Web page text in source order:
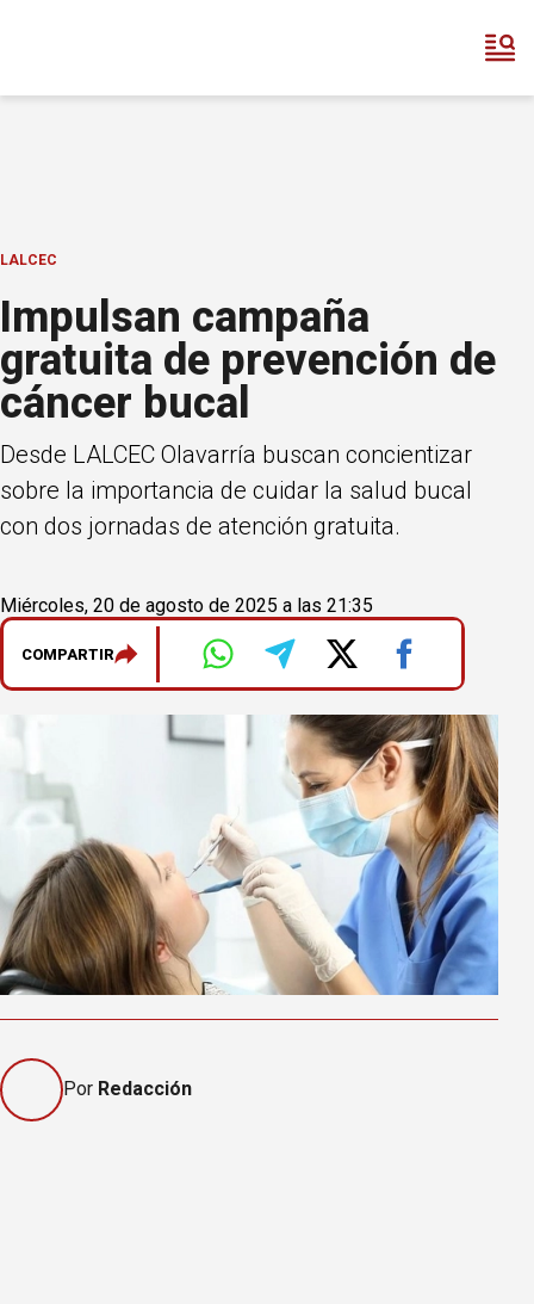
LALCEC
Impulsan campaña
gratuita de prevención de
cáncer bucal
Desde LALCEC Olavarría buscan concientizar
sobre la importancia de cuidar la salud bucal
con dos jornadas de atención gratuita.
Miércoles, 20 de agosto de 2025 a las 21:35
COMPARTIR
Por Redacción